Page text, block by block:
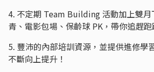
4. 不定期 Team Building 活動加上雙月
青、電影包場、保齡球 PK，帶你追趕
5. 豐沛的內部培訓資源，並提供進修學
不斷向上提升！